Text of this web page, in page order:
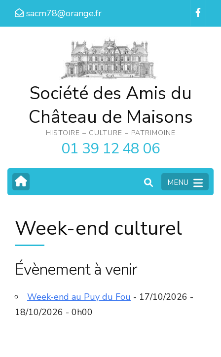
Aller
sacm78@orange.fr
Société des Amis du
Château de Maisons
HISTOIRE – CULTURE – PATRIMOINE
01 39 12 48 06
MENU
Week-end culturel
Évènement à venir
Week-end au Puy du Fou - 17/10/2026 -
18/10/2026 - 0h00